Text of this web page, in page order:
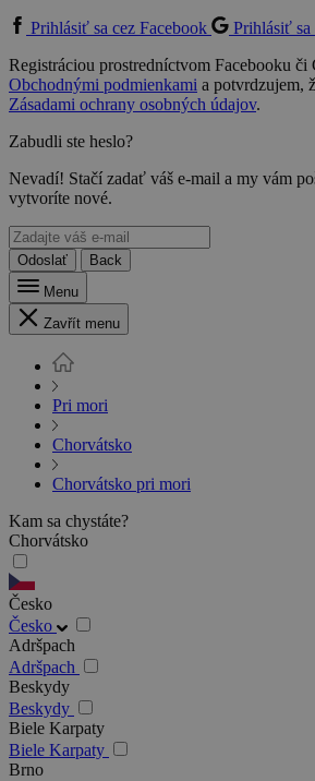
Prihlásiť sa cez Facebook
Prihlásiť sa
Registráciou prostredníctvom Facebooku či
Obchodnými podmienkami a potvrdzujem,
Zásadami ochrany osobných údajov.
Zabudli ste heslo?
Nevadí! Stačí zadať váš e-mail a my vám
vytvoríte nové.
Odoslať
Back
Menu
Zavřít menu
Pri mori
Chorvátsko
Chorvátsko pri mori
Kam sa chystáte?
Chorvátsko
Česko
Česko
Adršpach
Adršpach
Beskydy
Beskydy
Biele Karpaty
Biele Karpaty
Brno